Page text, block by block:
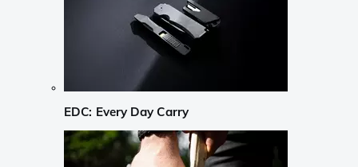
EDC: Every Day Carry